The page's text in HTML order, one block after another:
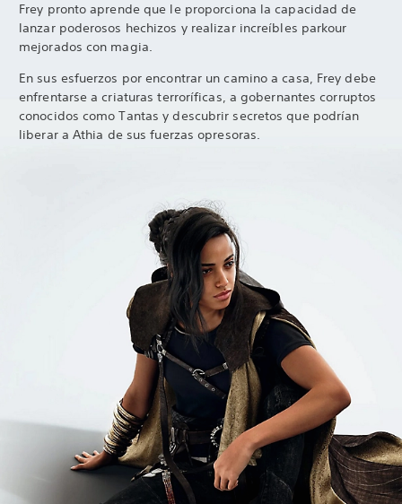
Frey pronto aprende que le proporciona la capacidad de
lanzar poderosos hechizos y realizar increíbles parkour
mejorados con magia.
En sus esfuerzos por encontrar un camino a casa, Frey debe
enfrentarse a criaturas terroríficas, a gobernantes corruptos
conocidos como Tantas y descubrir secretos que podrían
liberar a Athia de sus fuerzas opresoras.